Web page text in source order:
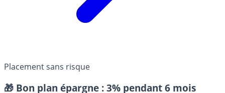
Placement sans risque